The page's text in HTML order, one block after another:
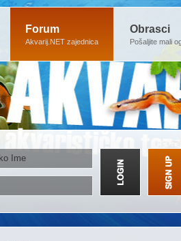
Forum
Akvarij.NET zajednica
Obrasci
Pošaljite mali